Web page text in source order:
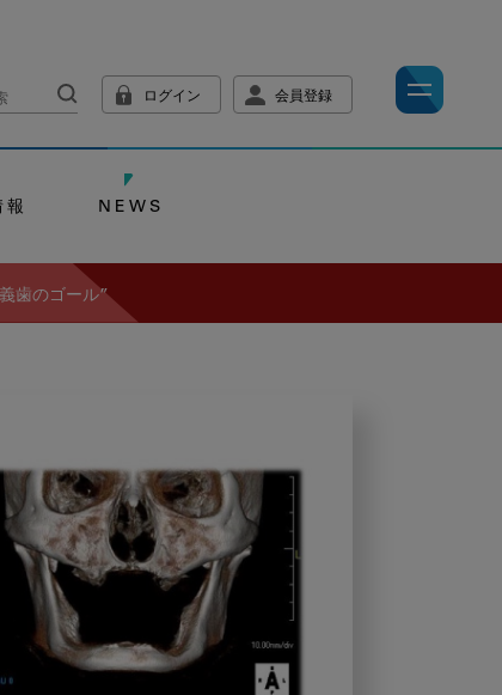
ログイン 会員登録
報 NEWS
歯のゴール”